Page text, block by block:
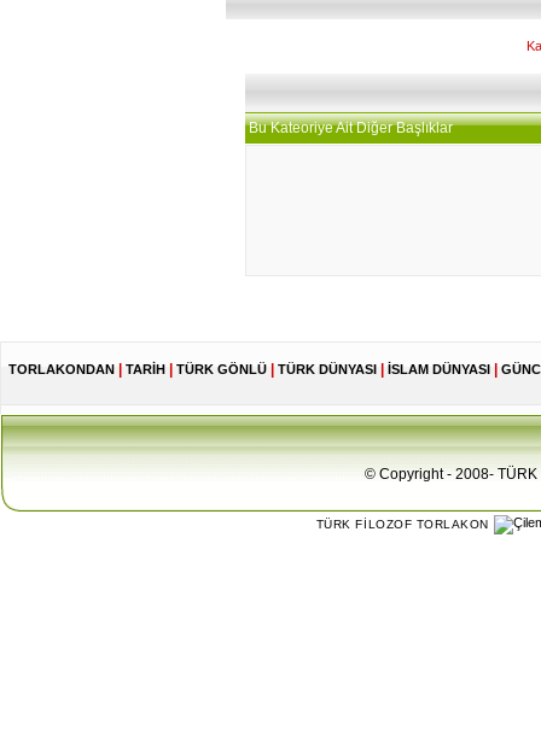
Bu Kateoriye Ait Diğer Başlıklar
TORLAKONDAN TARİH TÜRK GÖNLÜ TÜRK DÜNYASI İSLAM DÜNYASI
© Copyright - 2008- TÜRK
TÜRK FİLOZOF TORLAKON